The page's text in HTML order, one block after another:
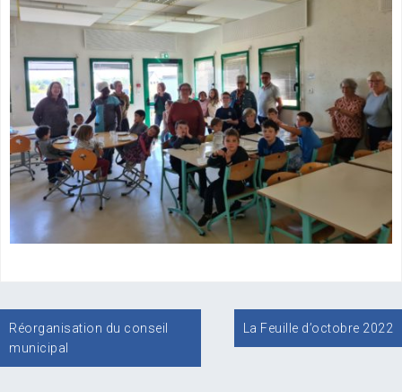
Navigation
de
l’article
Réorganisation du conseil
municipal
La Feuille d’octobre 2022